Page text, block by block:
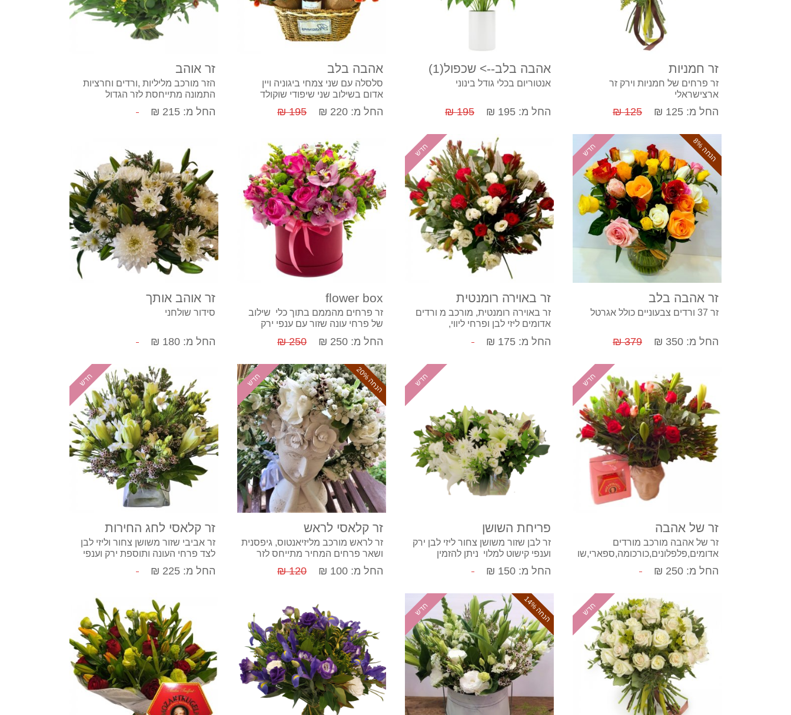
זר חמניות
זר פרחים של חמניות וירק זר
ארצישראלי
החל מ: 125 ₪ 125 ₪
קנה עכשיו
אהבה בלב--> שכפול(1)
אנטוריום בכלי גודל בינוני
החל מ: 195 ₪ 195 ₪
אהבה בלב
סלסלה עם שני צמחי ביגוניה ויין
אדום בשילוב שני שיפודי שוקולד
מוצארט
החל מ: 220 ₪ 195 ₪
קנה עכשיו
זר אוהב
הזר מורכב מליליות ,ורדים וחרציות
התמונה מתייחסת לזר הגדול
החל מ: 215 ₪
קנה עכשיו
חדש ה
נ
ח
ה
8
%
זר אהבה בלב
זר 37 ורדים צבעוניים כולל אגרטל
החל מ: 350 ₪ 379 ₪
קנה עכשיו
חדש
זר באוירה רומנטית
זר באוירה רומנטית, מורכב מ ורדים
אדומים ליזי לבן ופרחי ליווי,
החל מ: 175 ₪
קנה עכשיו
flower box
זר פרחים מהממם בתוך כלי שילוב
של פרחי עונה שזור עם ענפי ירק
שונים מתאים לעל אירוע או מטרה -
ניתן להוסיף שוקולד יין וכרטיס ברכה
החל מ: 250 ₪ 250 ₪
קנה עכשיו
זר אוהב אותך
סידור שולחני
החל מ: 180 ₪
קנה עכשיו
חדש
זר של אהבה
זר של אהבה מורכב מורדים
אדומים,פלפלונים,כורכומה,ספארי,שו
שן צחור ופרחי ליווי.
החל מ: 250 ₪
קנה עכשיו
חדש
פריחת השושן
זר לבן שזור משושן צחור ליזי לבן ירק
וענפי קישוט למלוי ניתן להזמין
בשלושה גדלים לבחירה
החל מ: 150 ₪
קנה עכשיו
חדש ה
נ
ח
ה
2
0
%
זר קלאסי לראש
זר לראש מורכב מליזיאנטוס, גיפסנית
ושאר פרחים המחיר מתייחס לזר
בלבד
החל מ: 100 ₪ 120 ₪
קנה עכשיו
חדש
זר קלאסי לחג החירות
זר אביבי שזור משושן צחור וליזי לבן
לצד פרחי העונה ותוספת ירק וענפי
קישוט למילוי, ניתן לשדרג את הזר
בתוספת אגרטל תואם לבחירה.
החל מ: 225 ₪
קנה עכשיו
חדש חדש ה
נ
ח
ה
1
4
%